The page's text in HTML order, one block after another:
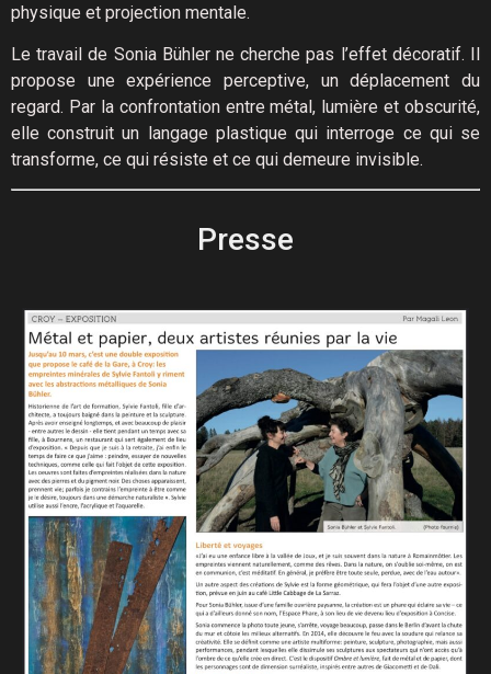
physique et projection mentale.
Le travail de Sonia Bühler ne cherche pas l’effet décoratif. Il
propose une expérience perceptive, un déplacement du
regard. Par la confrontation entre métal, lumière et obscurité,
elle construit un langage plastique qui interroge ce qui se
transforme, ce qui résiste et ce qui demeure invisible.
Presse